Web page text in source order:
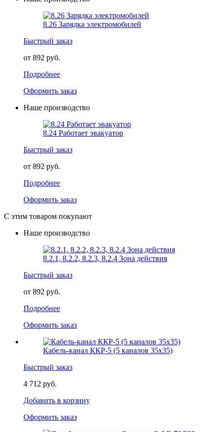
8.26 Зарядка электромобилей
Быстрый заказ
от 892 руб.
Подробнее
Оформить заказ
Наше производство
8.24 Работает эвакуатор
Быстрый заказ
от 892 руб.
Подробнее
Оформить заказ
С этим товаром покупают
Наше производство
8.2.1, 8.2.2, 8.2.3, 8.2.4 Зона действия
Быстрый заказ
от 892 руб.
Подробнее
Оформить заказ
Кабель-канал ККР-5 (5 каналов 35х35)
Быстрый заказ
4 712 руб.
Добавить в корзину
Оформить заказ